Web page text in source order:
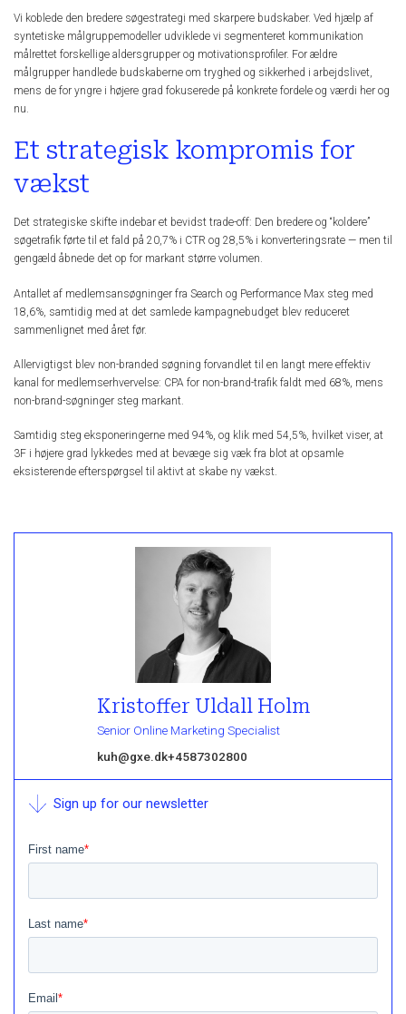
Vi koblede den bredere søgestrategi med skarpere budskaber. Ved hjælp af
syntetiske målgruppemodeller udviklede vi segmenteret kommunikation
målrettet forskellige aldersgrupper og motivationsprofiler. For ældre
målgrupper handlede budskaberne om tryghed og sikkerhed i arbejdslivet,
mens de for yngre i højere grad fokuserede på konkrete fordele og værdi her og
nu.
Et strategisk kompromis for
vækst
Det strategiske skifte indebar et bevidst trade-off: Den bredere og “koldere”
søgetrafik førte til et fald på 20,7% i CTR og 28,5% i konverteringsrate — men til
gengæld åbnede det op for markant større volumen.
Antallet af medlemsansøgninger fra Search og Performance Max steg med
18,6%, samtidig med at det samlede kampagnebudget blev reduceret
sammenlignet med året før.
Allervigtigst blev non-branded søgning forvandlet til en langt mere effektiv
kanal for medlemserhvervelse: CPA for non-brand-trafik faldt med 68%, mens
non-brand-søgninger steg markant.
Samtidig steg eksponeringerne med 94%, og klik med 54,5%, hvilket viser, at
3F i højere grad lykkedes med at bevæge sig væk fra blot at opsamle
eksisterende efterspørgsel til aktivt at skabe ny vækst.
Kristoffer Uldall Holm
Senior Online Marketing Specialist
kuh@gxe.dk+4587302800
Sign up for our newsletter